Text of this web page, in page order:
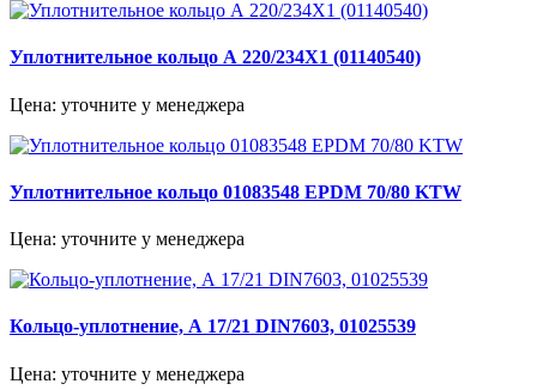
Уплотнительное кольцо А 220/234Х1 (01140540)
Цена: уточните у менеджера
Уплотнительное кольцо 01083548 EPDM 70/80 KTW
Цена: уточните у менеджера
Кольцо-уплотнение, А 17/21 DIN7603, 01025539
Цена: уточните у менеджера